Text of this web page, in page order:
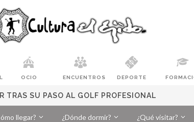
OCIO ENCUENTROS DEPORTE
TRAS SU PASO AL GOLF PROFESIONAL
llegar? ¿Dónde dormir? ¿Qué visitar?